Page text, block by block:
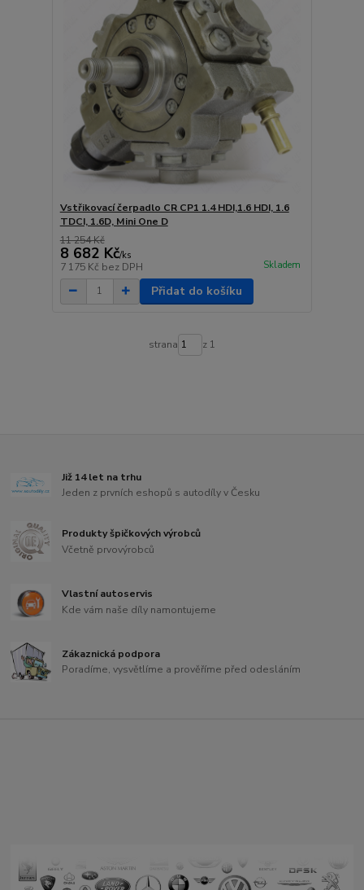
Vstřikovací čerpadlo CR CP1 1.4 HDI,1.6 HDI, 1.6
TDCI, 1.6D, Mini One D
11 254 Kč
8 682 Kč/ks
7 175 Kč bez DPH Skladem
Přidat do košíku
strana z 1
Již 14 let na trhu
Jeden z prvních eshopů s autodíly v Česku
Produkty špičkových výrobců
Včetně prvovýrobců
Vlastní autoservis
Kde vám naše díly namontujeme
Zákaznická podpora
Poradíme, vysvětlíme a prověříme před odesláním